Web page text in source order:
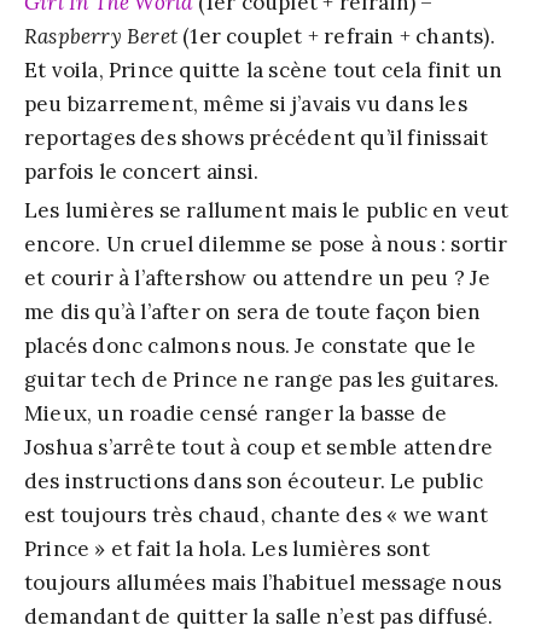
Raspberry Beret (1er couplet + refrain + chants).
Et voila, Prince quitte la scène tout cela finit un
peu bizarrement, même si j’avais vu dans les
reportages des shows précédent qu’il finissait
parfois le concert ainsi.
Les lumières se rallument mais le public en veut
encore. Un cruel dilemme se pose à nous : sortir
et courir à l’aftershow ou attendre un peu ? Je
me dis qu’à l’after on sera de toute façon bien
placés donc calmons nous. Je constate que le
guitar tech de Prince ne range pas les guitares.
Mieux, un roadie censé ranger la basse de
Joshua s’arrête tout à coup et semble attendre
des instructions dans son écouteur. Le public
est toujours très chaud, chante des « we want
Prince » et fait la hola. Les lumières sont
toujours allumées mais l’habituel message nous
demandant de quitter la salle n’est pas diffusé.